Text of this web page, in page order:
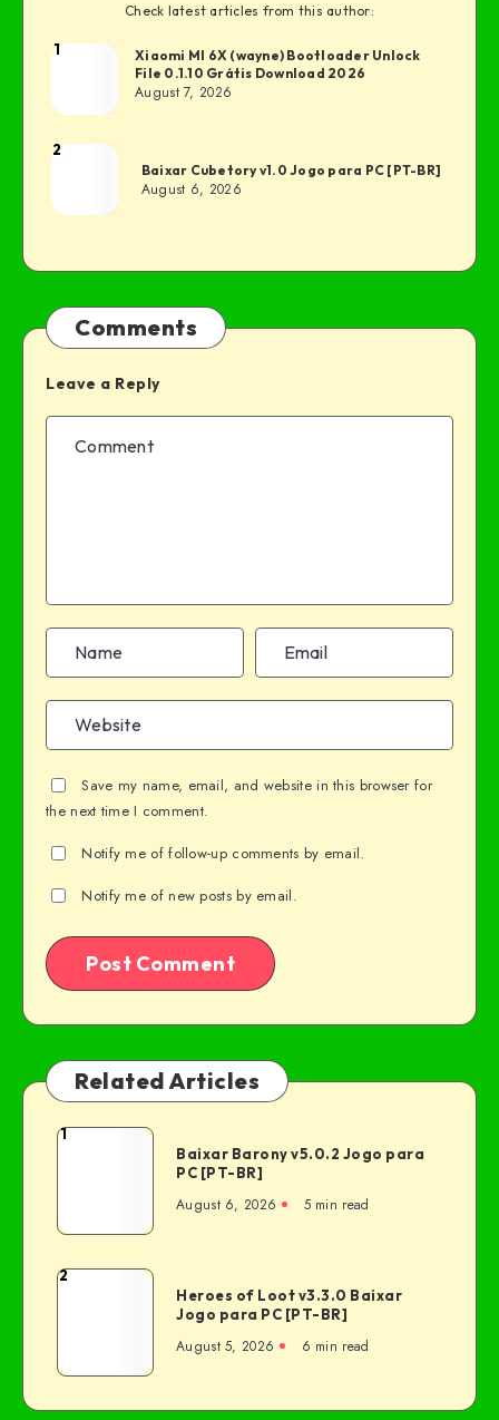
Check latest articles from this author:
1
Xiaomi MI 6X (wayne) Bootloader Unlock
File 0.1.10 Grátis Download 2026
August 7, 2026
2
Baixar Cubetory v1.0 Jogo para PC [PT-BR]
August 6, 2026
Comments
Leave a Reply
Save my name, email, and website in this browser for
the next time I comment.
Notify me of follow-up comments by email.
Notify me of new posts by email.
Related Articles
1
Baixar Barony v5.0.2 Jogo para
PC [PT-BR]
August 6, 2026 5 min read
2
Heroes of Loot v3.3.0 Baixar
Jogo para PC [PT-BR]
August 5, 2026 6 min read